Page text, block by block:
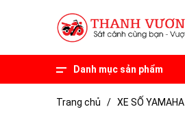
Danh mục sản phẩm
Trang chủ / XE SỐ YAMAHA